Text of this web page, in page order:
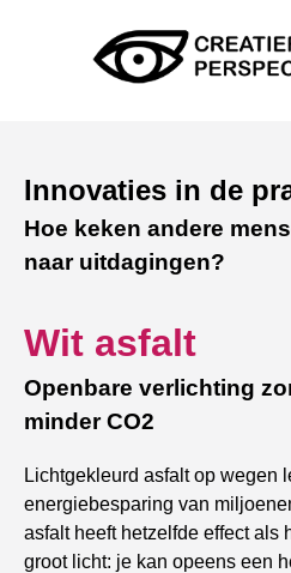
Innovaties in de
Hoe keken andere
naar uitdagingen?
Wit asfalt
Openbare verlichting
minder CO2
Lichtgekleurd asfalt op wegen
energiebesparing van
asfalt heeft hetzelfde effect als
groot licht: je kan opeens een